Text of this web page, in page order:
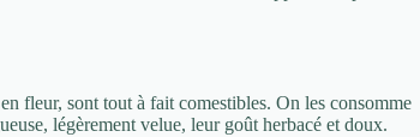
fleur, sont tout à fait comestibles. On les consomme
légèrement velue, leur goût herbacé et doux.